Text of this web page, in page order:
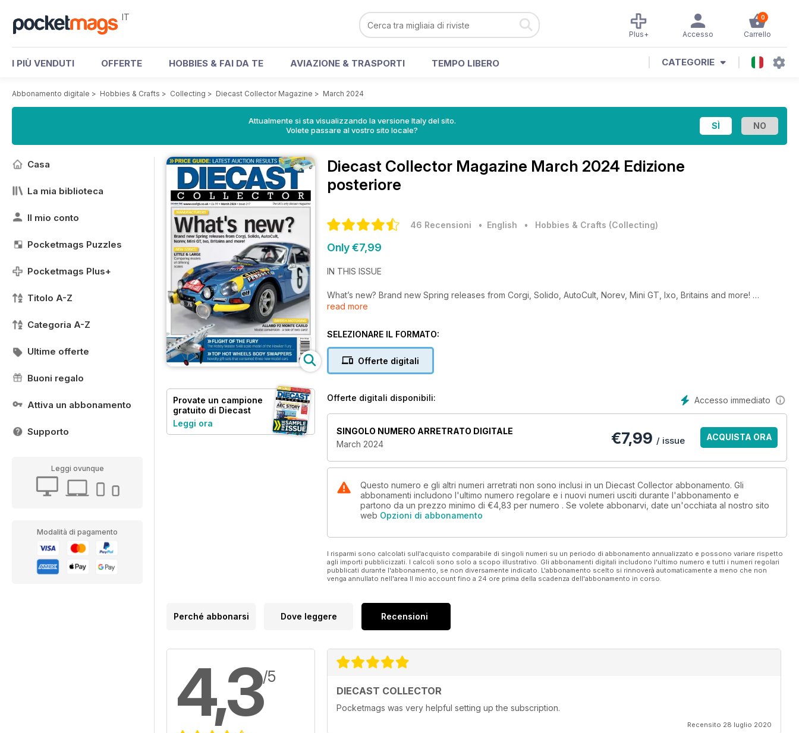
IT 0
Carrello
Accesso
Plus+
I PIÙ VENDUTI OFFERTE HOBBIES & FAI DA TE AVIAZIONE & TRASPORTI TEMPO LIBERO CATEGORIE
Abbonamento digitale > Hobbies & Crafts > Collecting > Diecast Collector Magazine > March 2024
Attualmente si sta visualizzando la versione Italy del sito.
Volete passare al vostro sito locale?
Casa
La mia biblioteca
Il mio conto
Pocketmags Puzzles
Pocketmags Plus+
Titolo A-Z
Categoria A-Z
Ultime offerte
Buoni regalo
Attiva un abbonamento
Supporto
Leggi ovunque
Modalità di pagamento
Provate un campione
gratuito di Diecast
Collector
Leggi ora
Diecast Collector Magazine March 2024 Edizione
posteriore
46 Recensioni • English • Hobbies & Crafts (Collecting)
Only €7,99
IN THIS ISSUE
What’s new? Brand new Spring releases from Corgi, Solido, AutoCult, Norev, Mini GT, Ixo, Britains and more!
Also inside,
- British Motoring – A one-off Allard P2 Monte Carlo model
- Hot Wheels Body Swappers – Novelty gift sets with new models
- Price Guide: The latest auction results
read more
SELEZIONARE IL FORMATO:
Offerte digitali
Accesso immediato
Offerte digitali disponibili:
SINGOLO NUMERO ARRETRATO DIGITALE
March 2024
€7,99 / issue ACQUISTA ORA
Questo numero e gli altri numeri arretrati non sono inclusi in un Diecast Collector abbonamento. Gli
abbonamenti includono l'ultimo numero regolare e i nuovi numeri usciti durante l'abbonamento e
partono da un prezzo minimo di €4,83 per numero . Se volete abbonarvi, date un'occhiata al nostro sito
web Opzioni di abbonamento
I risparmi sono calcolati sull'acquisto comparabile di singoli numeri su un periodo di abbonamento annualizzato e possono variare rispetto
agli importi pubblicizzati. I calcoli sono solo a scopo illustrativo. Gli abbonamenti digitali includono l'ultimo numero e tutti i numeri regolari
pubblicati durante l'abbonamento, se non diversamente indicato. L'abbonamento scelto si rinnoverà automaticamente a meno che non
venga annullato nell'area Il mio account fino a 24 ore prima della scadenza dell'abbonamento in corso.
Perché abbonarsi Dove leggere Recensioni
4,3/5
DIECAST COLLECTOR
Pocketmags was very helpful setting up the subscription.
Recensito 28 luglio 2020